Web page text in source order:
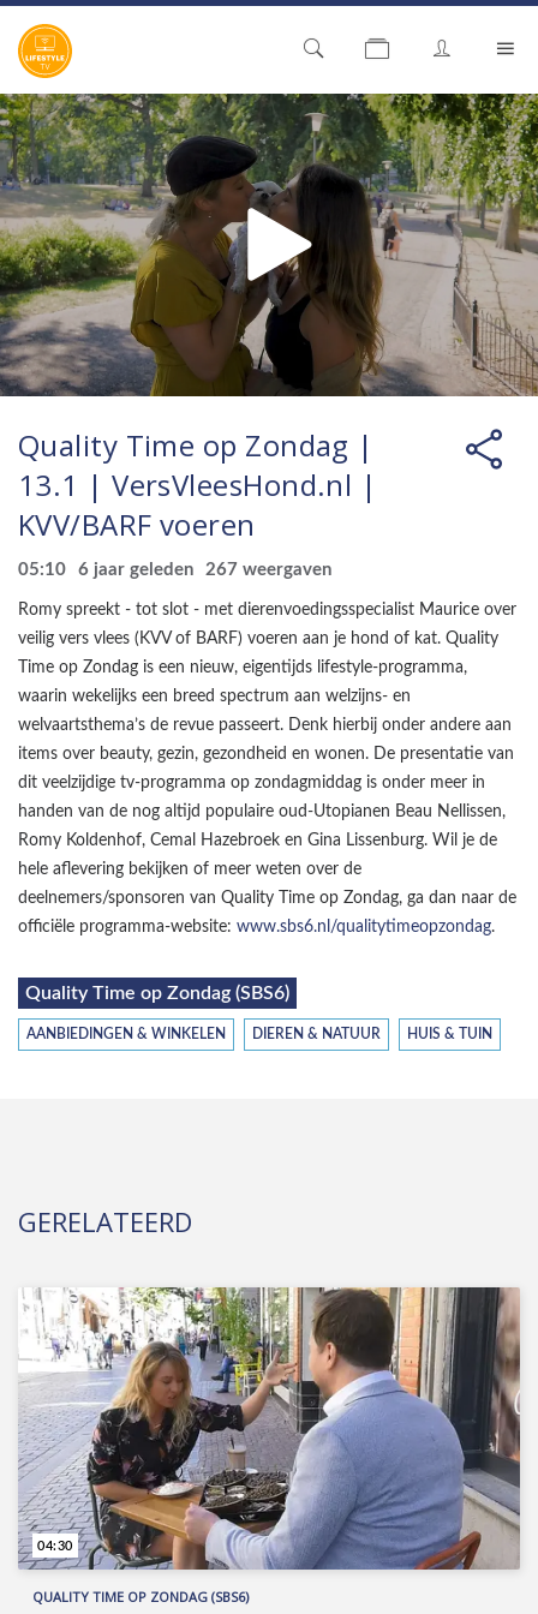
Quality Time op Zondag |
13.1 | VersVleesHond.nl |
KVV/BARF voeren
05:10 6 jaar geleden 267 weergaven
Romy spreekt - tot slot - met dierenvoedingsspecialist Maurice over
veilig vers vlees (KVV of BARF) voeren aan je hond of kat. Quality
Time op Zondag is een nieuw, eigentijds lifestyle-programma,
waarin wekelijks een breed spectrum aan welzijns- en
welvaartsthema’s de revue passeert. Denk hierbij onder andere aan
items over beauty, gezin, gezondheid en wonen. De presentatie van
dit veelzijdige tv-programma op zondagmiddag is onder meer in
handen van de nog altijd populaire oud-Utopianen Beau Nellissen,
Romy Koldenhof, Cemal Hazebroek en Gina Lissenburg. Wil je de
hele aflevering bekijken of meer weten over de
deelnemers/sponsoren van Quality Time op Zondag, ga dan naar de
officiële programma-website: www.sbs6.nl/qualitytimeopzondag.
Quality Time op Zondag (SBS6)
AANBIEDINGEN & WINKELEN DIEREN & NATUUR HUIS & TUIN
GERELATEERD
QUALITY TIME OP ZONDAG (SBS6)
04:30